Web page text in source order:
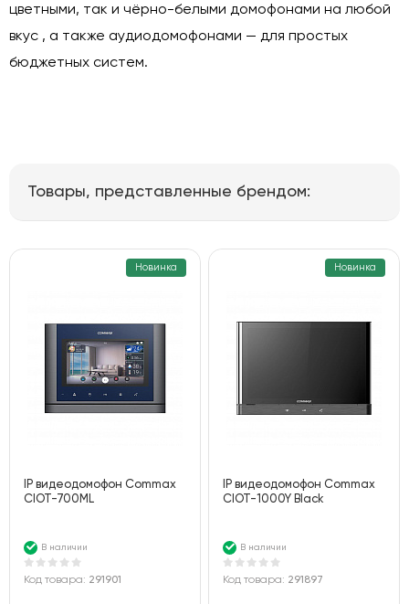
цветными, так и чёрно-белыми домофонами на любой
вкус , а также аудиодомофонами — для простых
бюджетных систем.
Товары, представленные брендом:
Новинка
IP видеодомофон Commax
CIOT-700ML
В наличии
Код товара: 291901
Новинка
IP видеодомофон Commax
CIOT-1000Y Black
В наличии
Код товара: 291897